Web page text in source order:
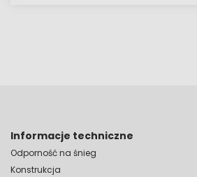
Informacje techniczne
Odporność na śnieg
Konstrukcja